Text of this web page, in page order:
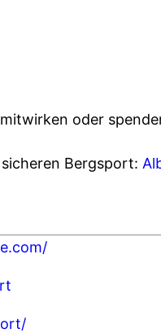
oder
Bergsport: